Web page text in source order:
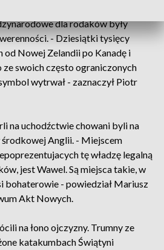
dla rodaków były
- Dziesiątki tysięcy
Nowej Zelandii po Kanadę i
ze swoich często ograniczonych
wytrwał - zaznaczył Piotr
na uchodźctwie chowani byli na
Anglii. - Miejscem
tę władzę legalną
jest Wawel. Są miejsca takie, w
bohaterowie - powiedział Mariusz
Akt Nowych.
na łono ojczyzny. Trumny ze
katakumbach Świątyni